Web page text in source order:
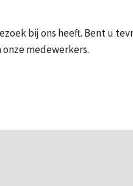
bij ons heeft. Bent u
medewerkers.